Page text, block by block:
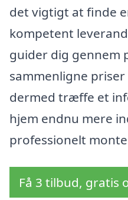
det vigtigt at finde
kompetent
guider dig gennem
sammenligne
dermed træffe et
hjem endnu mere
professionelt
Få 3 tilbud, gratis